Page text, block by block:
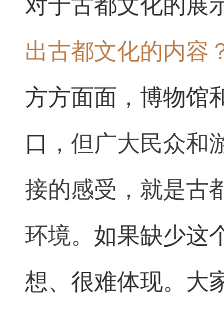
出古都文化的内容
方方面面，博物馆
口， 但广大民众和
接的感受，就是古
环境。 如果缺少这
想、很难体现。大